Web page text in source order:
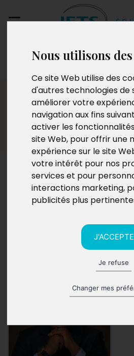
Nous utilisons
Ce site Web utilise des
d'autres technologies de
améliorer votre
navigation aux fins
activer les
site Web, pour offrir une
expérience sur le site
votre intérêt pour nos
services et pour
interactions marketing,
publicités plus
J'ACCEPTE
Je refuse
Changer mes
Envoyez votre
manuscrit
Biographie
Biographie